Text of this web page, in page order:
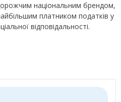
національним брендом,
платником податків у
відповідальності.